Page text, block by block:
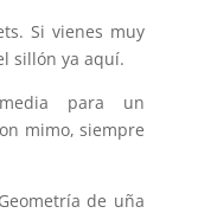
Si vienes muy
sillón ya aquí.
media para un
mimo, siempre
Geometría de uña